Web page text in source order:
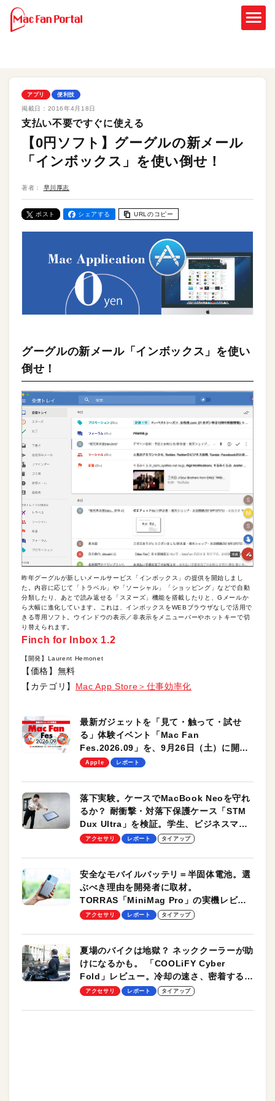
アプリ 便利技
掲載日： 2016年4月18日
支払い不要ですぐに使える
【0円ソフト】グーグルの新メール
「インボックス」を使い倒せ！
著者： 早川厚志
ポスト シェアする URLのコピー
グーグルの新メール「インボックス」を使い
倒せ！
昨年グーグルが新しいメールサービス「インボックス」の提供を開始しまし
た。内容に応じて「トラベル」や「ソーシャル」「ショッピング」などで自動
分類したり、あとで読み返せる「スヌーズ」機能を搭載したりと、Gメールか
ら大幅に進化しています。これは、インボックスをWEBブラウザなしで活用で
きる専用ソフト。ウインドウの表示／非表示をメニューバーやホットキーで切
り替えられます。
Finch for Inbox 1.2
【開発】Laurent Hemonet
【価格】無料
【カテゴリ】 Mac App Store＞仕事効率化
最新ガジェットを「見て・触って・試せ
る」体験イベント「Mac Fan
Fes.2026.09」を、9月26日（土）に開催
します！
Apple レポート
落下実験。ケースでMacBook Neoを守れ
るか？ 耐衝撃・対落下保護ケース「STM
Dux Ultra」を検証。学生、ビジネスマン
のモバイルユースに最適！
アクセサリ レポート タイアップ
安全なモバイルバッテリ＝半固体電池。選
ぶべき理由を開発者に取材。
TORRAS「MiniMag Pro」の実機レビュ
ーも
アクセサリ レポート タイアップ
夏場のバイクは地獄？ ネッククーラーが助
けになるかも。 「COOLiFY Cyber
Fold」レビュー。冷却の速さ、密着する冷
却プレート、シンプルな操作性がグッド！
アクセサリ レポート タイアップ